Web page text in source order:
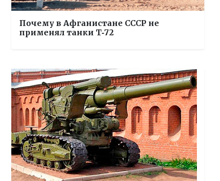
Почему в Афганистане СССР не
применял танки Т‑72